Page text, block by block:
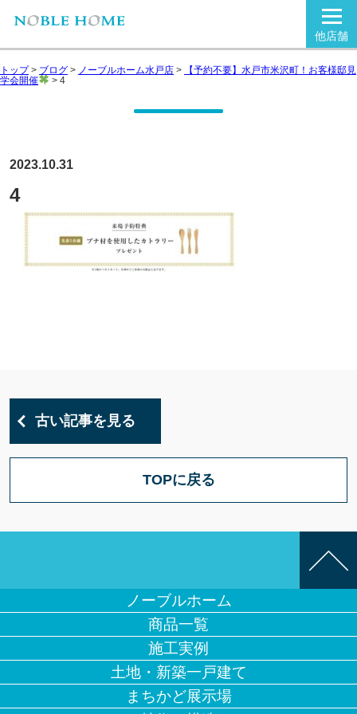
他店舗
トップ> ブログ > ノーブルホーム水戸店 >
【予約不要】水戸市米沢町！お客様邸見
学会開催
> 4
2023.10.31
4
古い記事を見る
TOPに戻る
ノーブルホーム
商品一覧
施工実例
土地・新築一戸建て
まちかど展示場